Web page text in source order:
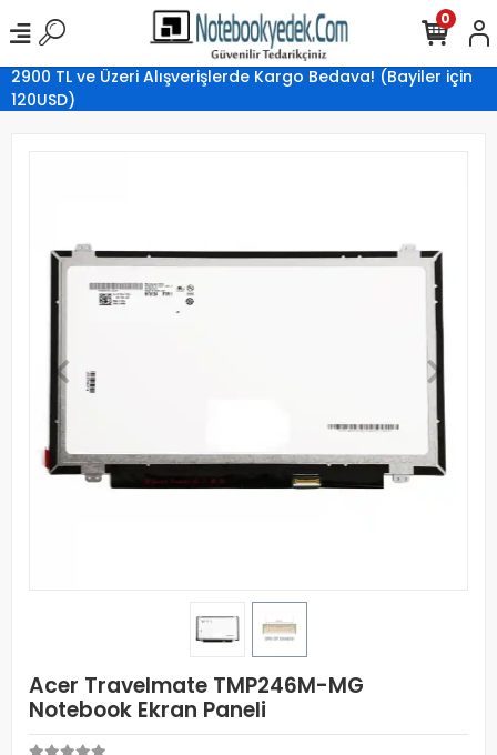
2900 TL ve Üzeri Alışverişlerde Kargo Bedava! (Bayiler için
120USD)
0
Acer Travelmate TMP246M-MG
Notebook Ekran Paneli